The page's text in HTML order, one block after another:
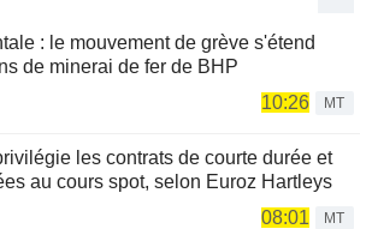
: le mouvement de grève s'étend
de minerai de fer de BHP
10:26
MT
les contrats de courte durée et
au cours spot, selon Euroz Hartleys
08:01
MT